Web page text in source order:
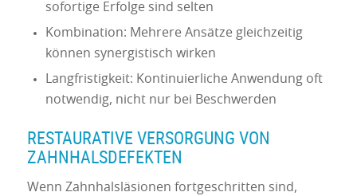
sofortige Erfolge sind selten
Kombination: Mehrere Ansätze gleichzeitig
können synergistisch wirken
Langfristigkeit: Kontinuierliche Anwendung oft
notwendig, nicht nur bei Beschwerden
RESTAURATIVE VERSORGUNG VON
ZAHNHALSDEFEKTEN
Wenn Zahnhalsläsionen fortgeschritten sind,